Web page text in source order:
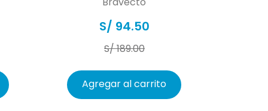
S/ 94.50
S/189.00
Agregar al carrito